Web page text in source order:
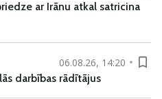
ar Irānu atkal satricina
06.08.26, 14:20
darbības rādītājus